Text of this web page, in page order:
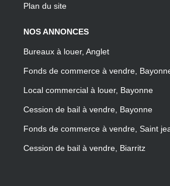
Plan du site
NOS ANNONCES
Bureaux à louer, Anglet
Fonds de commerce à vendre,
Local commercial à louer, Bayonne
Cession de bail à vendre, Bayonne
Fonds de commerce à vendre, Saint
Cession de bail à vendre, Biarritz